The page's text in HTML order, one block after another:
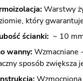
Warstwy
który
ścianki: ~ 10
wanny:Wzmacniane
sposób zwiększa